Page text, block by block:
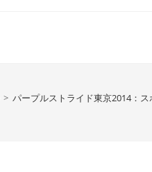
> パープルストライド東京2014：ス